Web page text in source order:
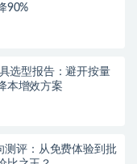
90%
选型报告：避开按量
本增效方案
测评：从免费体验到批